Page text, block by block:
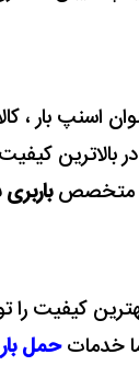
اسنپ بار ،
بالاترین
متخصص
کیفیت
خدماتحمل